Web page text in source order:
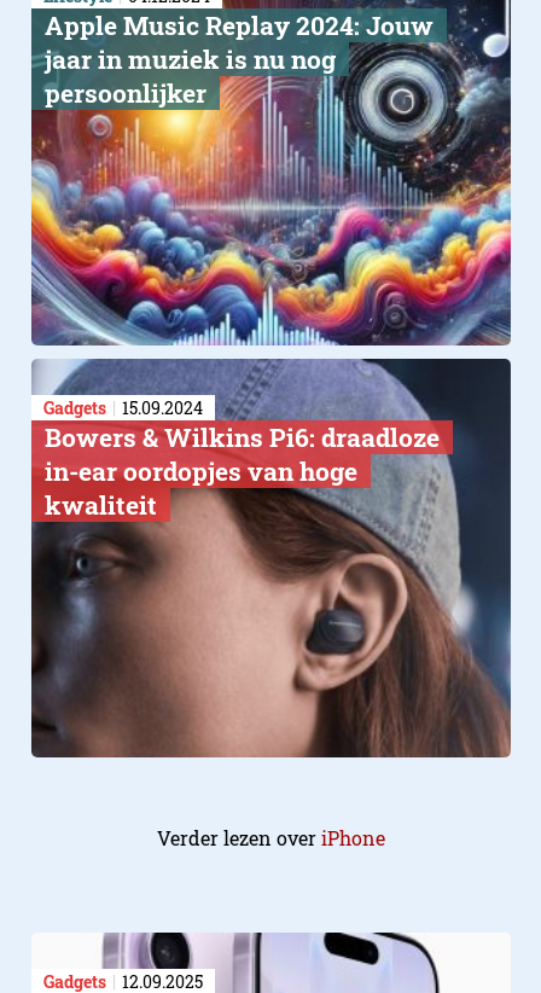
Apple Music Replay 2024: Jouw
jaar in muziek is nu nog
persoonlijker
Gadgets 15.09.2024
Bowers & Wilkins Pi6: draadloze
in-ear oordopjes van hoge
kwaliteit
Verder lezen overiPhone
Gadgets 12.09.2025